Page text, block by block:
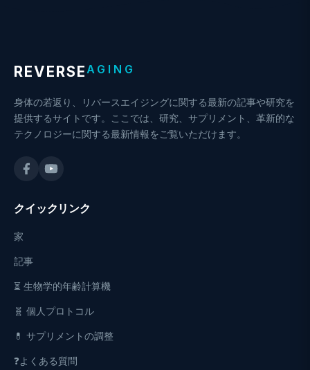
REVERSE AGING
身体の若返り、リバースエイジングに関する最新の記事や研究を
提供するサイトです。ここでは、研究、サプリメント、革新的な
テクノロジーに関する最新情報をご覧いただけます。
クイックリンク
家
記事
⏳ 生物学的年齢計算機
🧬 個人プロトコル
💊 サプリメントの調整
❓よくある質問